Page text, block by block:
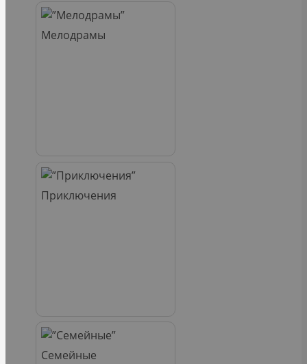
Мелодрамы
Приключения
Семейные